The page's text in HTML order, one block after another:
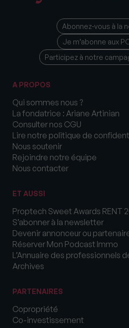
Abonnez-vous à la
Je m’abonne aux
Participez à notre
A PROPOS
Qui sommes nous ?
La fondatrice : Ariane Artinian
Consulter nos CGU
Lire notre politique de
Nous soutenir
Rejoindre notre équipe
Nous contacter
ET AUSSI
Proptech Sweet Awards RENT
S’abonner à la newsletter
Devenir annonceur ou
Réserver Mon Podcast Immo
L’Annuaire des professionnels
Archives
PARTENAIRES
Copropriété
Co-investissement